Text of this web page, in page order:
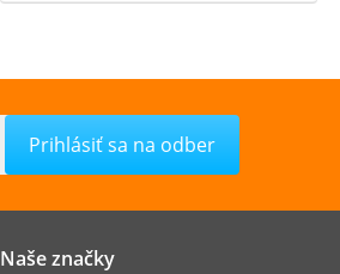
Naše značky